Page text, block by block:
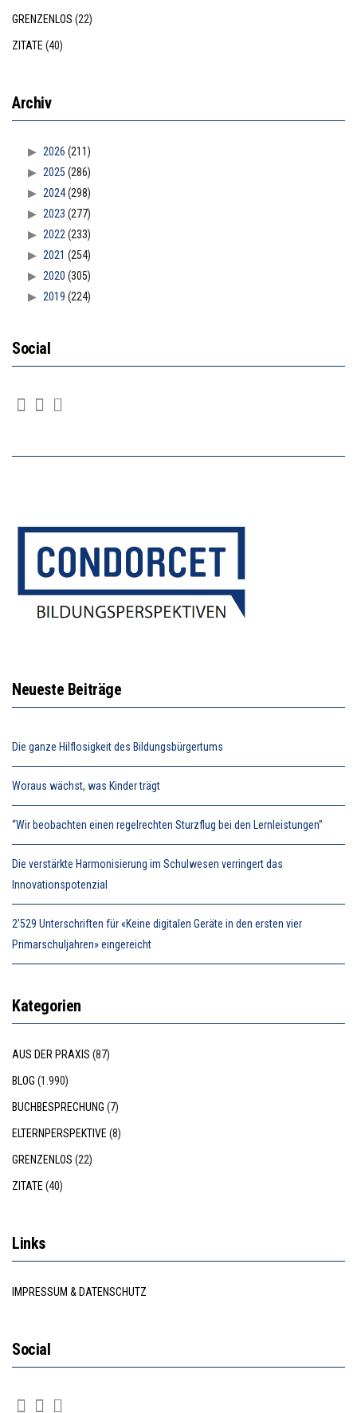
GRENZENLOS (22)
ZITATE (40)
Archiv
2026 (211)
2025 (286)
2024(298)
2023 (277)
2022 (233)
2021 (254)
2020 (305)
2019 (224)
Social
Neueste Beiträge
Die ganze Hilflosigkeit des Bildungsbürgertums
Woraus wächst, was Kinder trägt
“Wir beobachten einen regelrechten Sturzflug bei den Lernleistungen”
Die verstärkte Harmonisierung im Schulwesen verringert das
Innovationspotenzial
2’529 Unterschriften für «Keine digitalen Geräte in den ersten vier
Primarschuljahren» eingereicht
Kategorien
AUS DER PRAXIS (87)
BLOG (1.990)
BUCHBESPRECHUNG (7)
ELTERNPERSPEKTIVE (8)
GRENZENLOS (22)
ZITATE (40)
Links
IMPRESSUM & DATENSCHUTZ
Social